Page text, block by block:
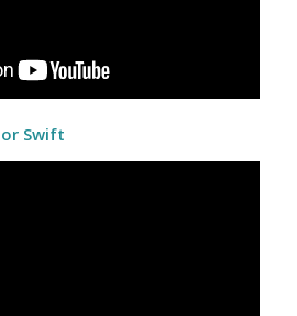
Swift